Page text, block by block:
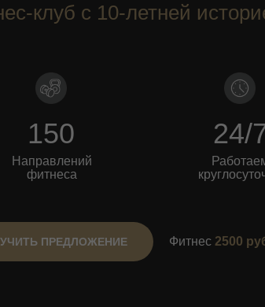
клуб с 10-летней
150
Направлений
фитнеса
24/
ПРЕДЛОЖЕНИЕ Фитнес 2500